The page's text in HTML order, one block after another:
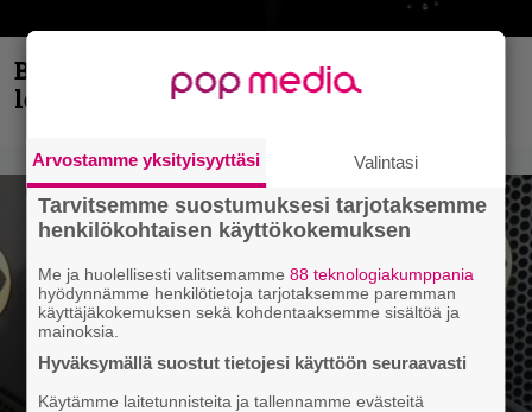
Blind Channel aktivoituu jälleen uuden
levyn ja jäähallikeikan merkeissä
Arvostamme yksityisyyttäsi Valintasi
Tarvitsemme suostumuksesi tarjotaksemme
henkilökohtaisen käyttökokemuksen
Me ja huolellisesti valitsemamme88 teknologiakumppania
hyödynnämme henkilötietoja tarjotaksemme paremman
käyttäjäkokemuksen sekä kohdentaaksemme sisältöä ja
mainoksia.
Hyväksymällä suostut tietojesi käyttöön seuraavasti
Käytämme laitetunnisteita ja tallennamme evästeitä